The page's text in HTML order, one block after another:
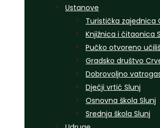
Ustanove
Turistička zajednica
Knjižnica i čitaonica
Pučko otvoreno
Gradsko društvo
Dobrovoljno
Dječji vrtić Slunj
Osnovna škola Slunj
Srednja škola Slunj